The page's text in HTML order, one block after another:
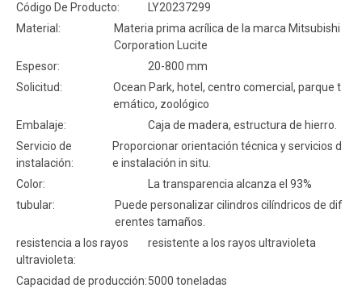
Código De Producto:
LY20237299
Material:
Materia prima acrílica de la marca Mitsubishi
Corporation Lucite
Espesor:
20-800 mm
Solicitud:
Ocean Park, hotel, centro comercial, parque t
emático, zoológico
Embalaje:
Caja de madera, estructura de hierro.
Servicio de
instalación:
Proporcionar orientación técnica y servicios d
e instalación in situ.
Color:
La transparencia alcanza el 93%
tubular:
Puede personalizar cilindros cilíndricos de dif
erentes tamaños.
resistencia a los rayos
ultravioleta:
resistente a los rayos ultravioleta
Capacidad de producción:5000 toneladas